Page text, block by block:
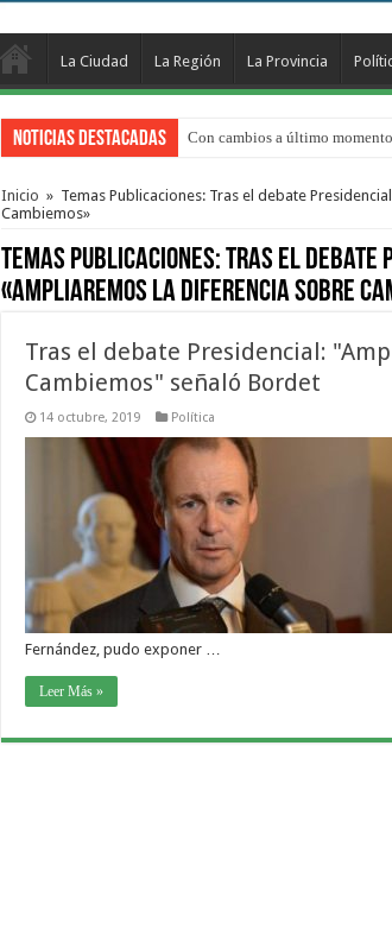
La Ciudad La Región La Provincia
Noticias Destacadas Con cambios a último
Inicio » Temas Publicaciones: Tras el debate
Cambiemos»
Temas Publicaciones:Tras el debate
«ampliaremos la diferencia sobre
Tras el debate Presidencial:
Cambiemos" señaló Bordet
14 octubre, 2019 Política
Fernández, pudo exponer …
Leer Más »